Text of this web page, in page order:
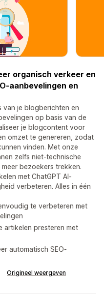
organisch verkeer en
aanbevelingen en
van je blogberichten en
op basis van de
je blogcontent voor
omzet te genereren, zodat
vinden. Met onze
zelfs niet-technische
bezoekers trekken.
met ChatGPT AI-
verbeteren. Alles in één
te verbeteren met
artikelen presteren met
automatisch SEO-
Origineel weergeven